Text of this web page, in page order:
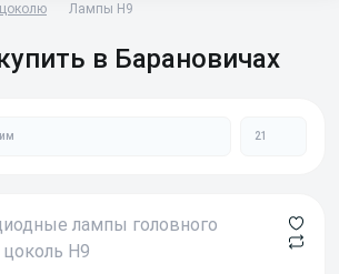
Лампы H9
в Барановичах